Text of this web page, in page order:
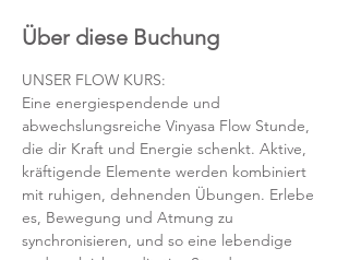
Über diese Buchung
UNSER FLOW KURS:
Eine energiespendende und
abwechslungsreiche Vinyasa Flow Stunde,
die dir Kraft und Energie schenkt. Aktive,
kräftigende Elemente werden kombiniert
mit ruhigen, dehnenden Übungen. Erlebe
es, Bewegung und Atmung zu
synchronisieren, und so eine lebendige